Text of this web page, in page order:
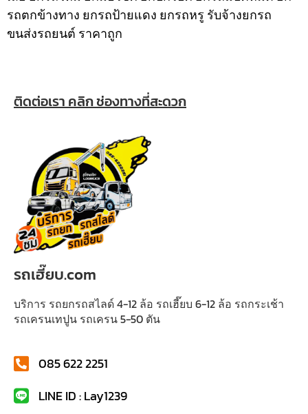
รถตกข้างทาง ยกรถป้ายแดง ยกรถหรู รับจ้างยกรถ
ขนส่งรถยนต์ ราคาถูก
ติดต่อเรา คลิก ช่องทางที่สะดวก
รถเฮี๊ยบ.com
บริการ รถยกรถสไลด์ 4-12 ล้อ รถเฮี๊ยบ 6-12 ล้อ รถกระเช้า
รถเครนเทปูน รถเครน 5-50 ตัน
085 622 2251
LINE ID : Lay1239